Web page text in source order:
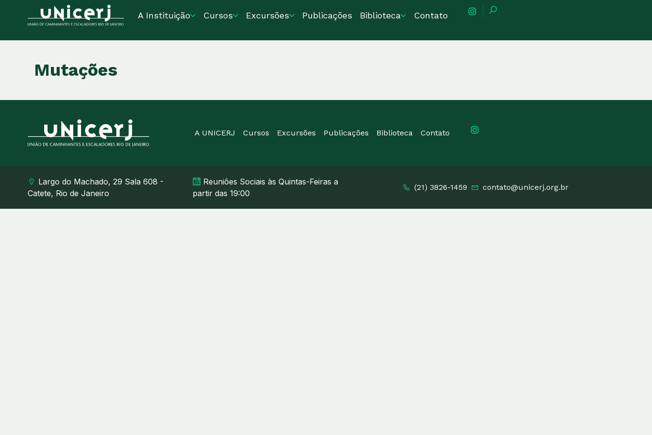
A Instituição Cursos Excursões Publicações Biblioteca Contato
Mutações
A UNICERJ Cursos Excursões Publicações Biblioteca Contato
Largo do Machado, 29 Sala 608 -
Catete, Rio de Janeiro
Reuniões Sociais às Quintas-Feiras a
partir das 19:00
(21) 3826-1459 contato@unicerj.org.br